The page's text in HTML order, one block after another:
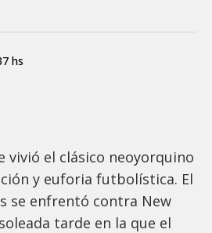
hs
vivió el clásico neoyorquino
y euforia futbolística. El
se enfrentó contra New
tarde en la que el